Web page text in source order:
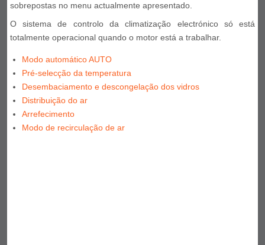
sobrepostas no menu actualmente apresentado.
O sistema de controlo da climatização electrónico só está
totalmente operacional quando o motor está a trabalhar.
Modo automático AUTO
Pré-selecção da temperatura
Desembaciamento e descongelação dos vidros
Distribuição do ar
Arrefecimento
Modo de recirculação de ar